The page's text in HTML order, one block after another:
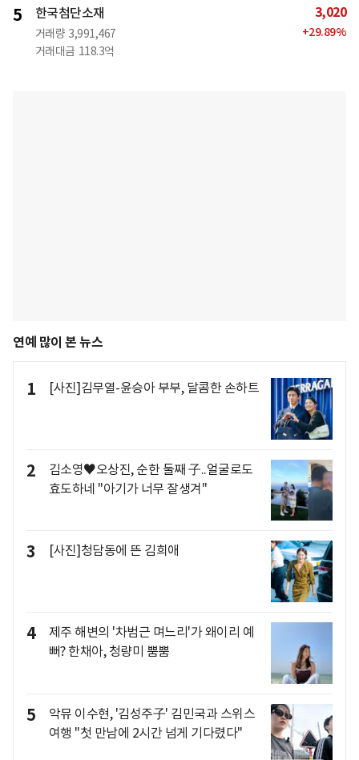
5 한국첨단소재
거래량 3,991,467
거래대금 118.3억
3,020
+29.89%
연예 많이 본 뉴스
1 [사진]김무열-윤승아 부부, 달콤한 손하트
2
김소영♥오상진, 순한 둘째 子..얼굴로도
효도하네 "아기가 너무 잘생겨"
3 [사진]청담동에 뜬 김희애
4
제주 해변의 '차범근 며느리'가 왜이리 예
뻐? 한채아, 청량미 뿜뿜
5
악뮤 이수현, '김성주子' 김민국과 스위스
여행 "첫 만남에 2시간 넘게 기다렸다"